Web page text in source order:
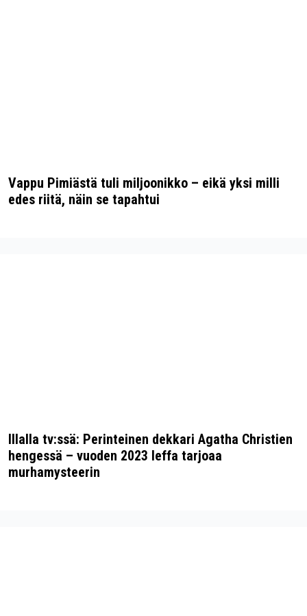
Vappu Pimiästä tuli miljoonikko – eikä yksi milli
edes riitä, näin se tapahtui
Illalla tv:ssä: Perinteinen dekkari Agatha Christien
hengessä – vuoden 2023 leffa tarjoaa
murhamysteerin